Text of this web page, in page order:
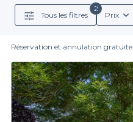
Tous les filtres
2
Prix
Réservation et annulation gratuite